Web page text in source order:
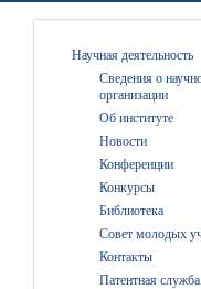
Научная деятельность
Сведения о
организации
Об институте
Новости
Конференции
Конкурсы
Библиотека
Совет молодых
Контакты
Патентная служба